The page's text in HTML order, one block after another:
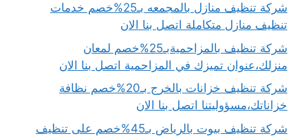
شركة تنظيف منازل بالمجمعه بـ25%خصم خدمات
تنظيف منازل متكاملة اتصل بنا الان
شركة تنظيف بالمزاحميةبـ25%خصم لمعان
منزلك،عنوان تميزك في المزاحمية اتصل بنا الان
شركة تنظيف خزانات بالخرج بـ20%خصم نظافة
خزاناتك،مسؤوليتنا اتصل بنا الان
شركة تنظيف بيوت بالرياض بـ45%خصم على تنظيف